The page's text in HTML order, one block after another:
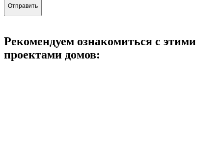
Отправить
Рекомендуем ознакомиться с этими
проектами домов: